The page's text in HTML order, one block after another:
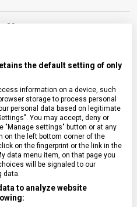
29 g
5
5,8 x 1,8 cm
Ocel
Stříbrná
the default setting of only
information on a device, such
storage to process personal
personal data based on legitimate
You may accept, deny or
"Manage settings" button or at any
on the left bottom corner of the
on the fingerprint or the link in the
data menu item, on that page you
will be signaled to our
data.
to analyze website